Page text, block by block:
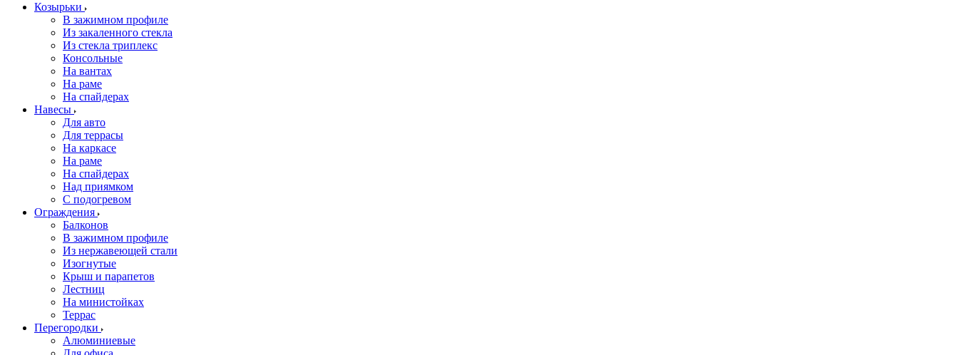
Козырьки
В зажимном профиле
Из закаленного стекла
Из стекла триплекс
Консольные
На вантах
На раме
На спайдерах
Навесы
Для авто
Для террасы
На каркасе
На раме
На спайдерах
Над приямком
С подогревом
Ограждения
Балконов
В зажимном профиле
Из нержавеющей стали
Изогнутые
Крыш и парапетов
Лестниц
На министойках
Террас
Перегородки
Алюминиевые